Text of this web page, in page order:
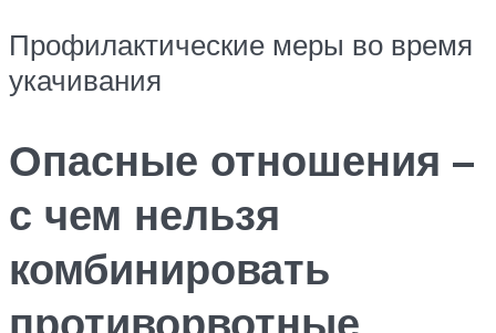
Профилактические меры во время
укачивания
Опасные отношения –
с чем нельзя
комбинировать